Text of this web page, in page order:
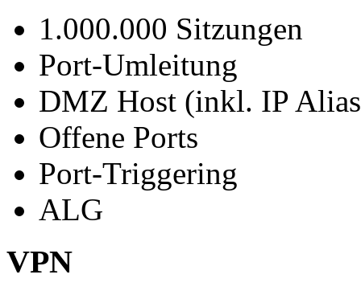
1.000.000 Sitzungen
Port-Umleitung
DMZ Host (inkl. IP
Offene Ports
Port-Triggering
ALG
VPN